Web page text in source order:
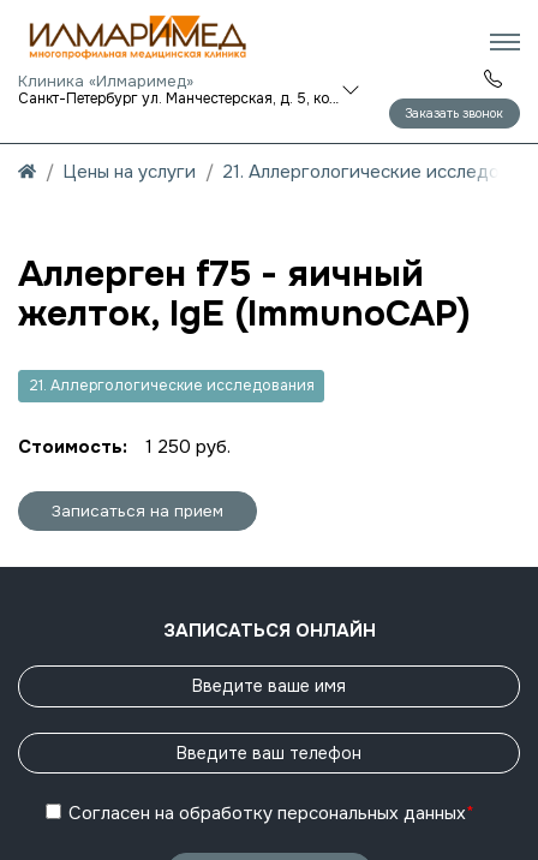
Клиника «Илмаримед»
Санкт-Петербург ул. Манчестерская, д. 5, корп. 1
Заказать звонок
Цены на услуги 21. Аллергологические
Аллерген f75 - яичный
желток, IgE (ImmunoCAP)
21. Аллергологические исследования
Стоимость: 1 250 руб.
Записаться на прием
ЗАПИСАТЬСЯ ОНЛАЙН
Согласен на обработку персональных данных*